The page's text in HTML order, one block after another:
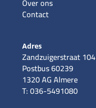
Contact
Adres
Zandzuigerstraat 104
Postbus 60239
1320 AG Almere
T: 036-5491080